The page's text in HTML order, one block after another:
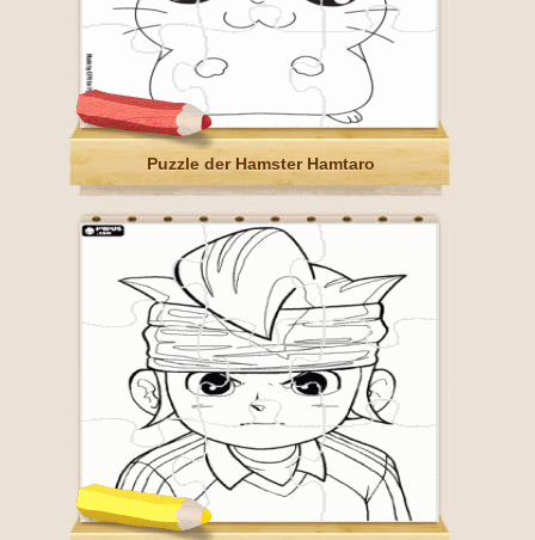
Puzzle der Hamster Hamtaro